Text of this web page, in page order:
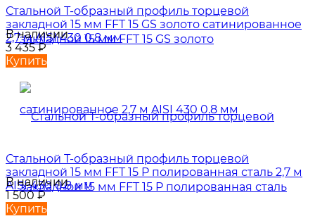
Стальной Т-образный профиль торцевой
закладной 15 мм FFT 15 GS золото сатинированное
2,7 м AISI 430 0.8 мм
В наличии
3 435₽
Купить
Стальной Т-образный профиль торцевой
закладной 15 мм FFT 15 P полированная сталь 2,7 м
AISI 430 0.8 мм
В наличии
1 500₽
Купить